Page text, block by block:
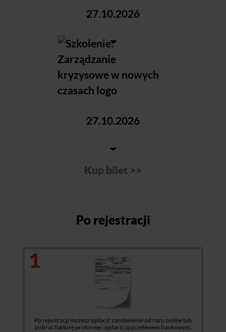
Po rejestracji
1
Po rejestracji możesz opłacić zamówienie od razu online lub
pobrać fakturę proformę i opłacić ją przelewem bankowym.